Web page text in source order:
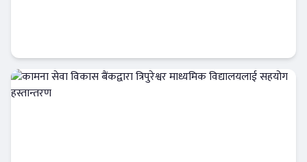
बैंक-वित्त